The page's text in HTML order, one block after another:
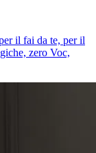
il fai da te, per il
zero Voc,